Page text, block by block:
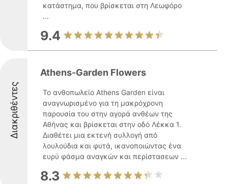
κατάστημα, που βρίσκεται στη Λεωφόρο
...
9.4
Διακριθέντες
Athens-Garden Flowers
Το ανθοπωλείο Athens Garden είναι
αναγνωρισμένο για τη μακρόχρονη
παρουσία του στην αγορά ανθέων της
Αθήνας και βρίσκεται στην οδό Λέκκα 1.
Διαθέτει μια εκτενή συλλογή από
λουλούδια και φυτά, ικανοποιώντας ένα
ευρύ φάσμα αναγκών και περίστασεων ...
8.3